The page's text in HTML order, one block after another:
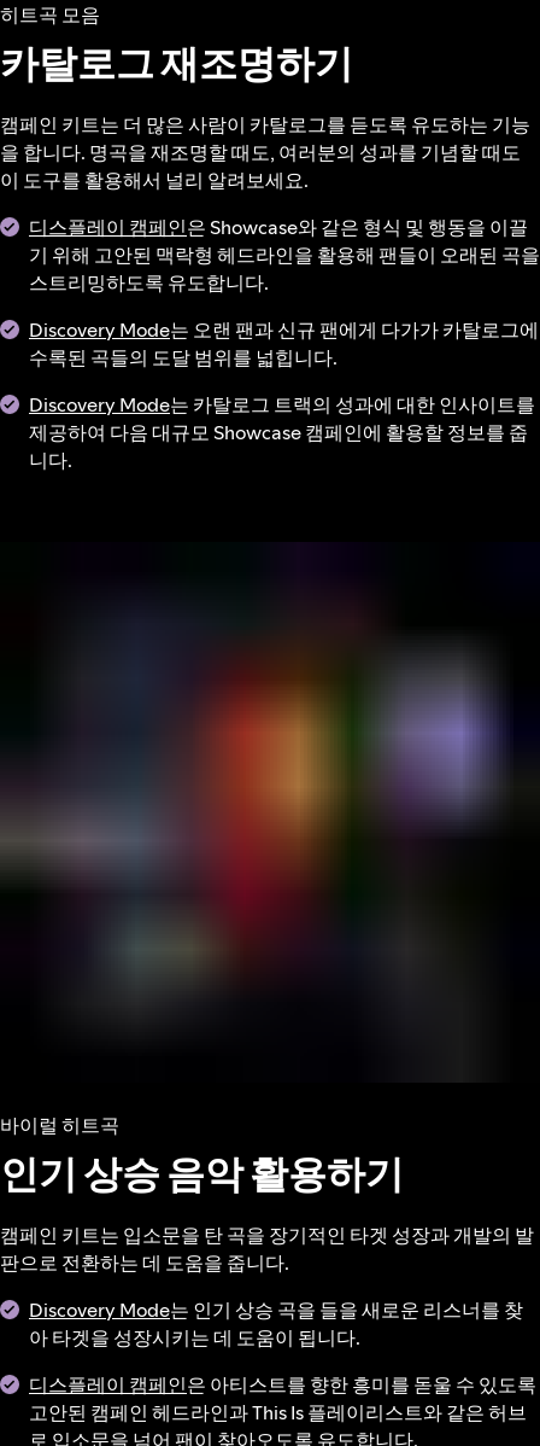
히트곡 모음
카탈로그 재조명하기
캠페인 키트는 더 많은 사람이 카탈로그를 듣도록 유도하는 기능
을 합니다. 명곡을 재조명할 때도, 여러분의 성과를 기념할 때도
이 도구를 활용해서 널리 알려보세요.
디스플레이 캠페인은 Showcase와 같은 형식 및 행동을 이끌
기 위해 고안된 맥락형 헤드라인을 활용해 팬들이 오래된 곡을
스트리밍하도록 유도합니다.
Discovery Mode는 오랜 팬과 신규 팬에게 다가가 카탈로그에
수록된 곡들의 도달 범위를 넓힙니다.
Discovery Mode는 카탈로그 트랙의 성과에 대한 인사이트를
제공하여 다음 대규모 Showcase 캠페인에 활용할 정보를 줍
니다.
바이럴 히트곡
인기 상승 음악 활용하기
캠페인 키트는 입소문을 탄 곡을 장기적인 타겟 성장과 개발의 발
판으로 전환하는 데 도움을 줍니다.
Discovery Mode는 인기 상승 곡을 들을 새로운 리스너를 찾
아 타겟을 성장시키는 데 도움이 됩니다.
디스플레이 캠페인은 아티스트를 향한 흥미를 돋울 수 있도록
고안된 캠페인 헤드라인과 This Is 플레이리스트와 같은 허브
로 입소문을 넘어 팬이 찾아오도록 유도합니다.